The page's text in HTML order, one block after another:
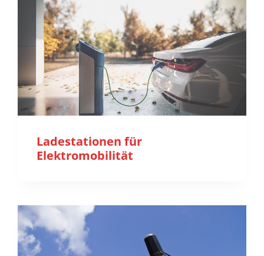
Ladestationen für
Elektromobilität